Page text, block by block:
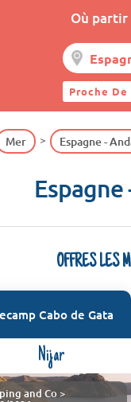
Où partir
Proche De
Mer Espagne -
OFFRES LES
Cabo de Gata
Nijar
and Co >